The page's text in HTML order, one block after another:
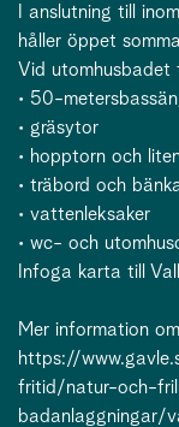
I anslutning till
håller öppet
Vid utomhusbadet
• 50-
• gräsytor
• hopptorn och
• träbord och
• vattenleksaker
• wc- och
Infoga karta till
Mer information
https://
fritid/natur-och-
badanlaggningar/